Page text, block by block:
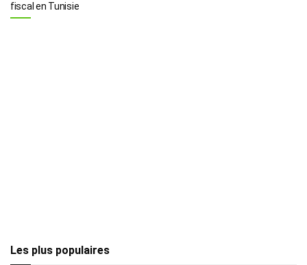
fiscal en Tunisie
Les plus populaires